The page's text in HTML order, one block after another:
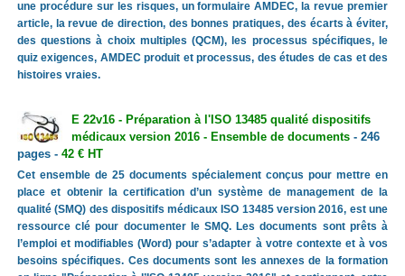
une procédure sur les risques, un formulaire AMDEC, la revue premier
article, la revue de direction, des bonnes pratiques, des écarts à éviter,
des questions à choix multiples (QCM), les processus spécifiques, le
quiz exigences, AMDEC produit et processus, des études de cas et des
histoires vraies.
E 22v16 - Préparation à l'ISO 13485 qualité dispositifs
médicaux version 2016 - Ensemble de documents- 246
pages - 42 € HT
Cet ensemble de 25 documents spécialement conçus pour mettre en
place et obtenir la certification d’un système de management de la
qualité (SMQ) des dispositifs médicaux ISO 13485 version 2016, est une
ressource clé pour documenter le SMQ. Les documents sont prêts à
l’emploi et modifiables (Word) pour s’adapter à votre contexte et à vos
besoins spécifiques. Ces documents sont les annexes de la formation